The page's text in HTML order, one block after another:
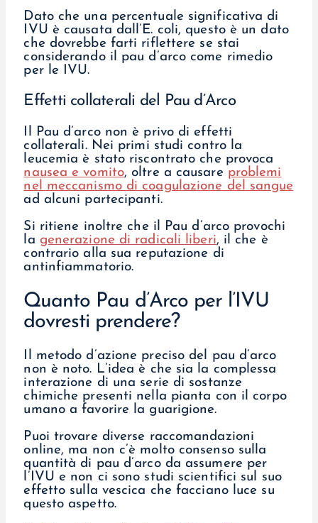
Dato che una percentuale significativa di
IVU è causata dall’E. coli, questo è un dato
che dovrebbe farti riflettere se stai
considerando il pau d’arco come rimedio
per le IVU.
Effetti collaterali del Pau d’Arco
Il Pau d’arco non è privo di effetti
collaterali. Nei primi studi contro la
leucemia è stato riscontrato che provoca
nausea e vomito, oltre a causare problemi
nel meccanismo di coagulazione del sangue
ad alcuni partecipanti.
Si ritiene inoltre che il Pau d’arco provochi
la generazione di radicali liberi, il che è
contrario alla sua reputazione di
antinfiammatorio.
Quanto Pau d’Arco per l’IVU
dovresti prendere?
Il metodo d’azione preciso del pau d’arco
non è noto. L’idea è che sia la complessa
interazione di una serie di sostanze
chimiche presenti nella pianta con il corpo
umano a favorire la guarigione.
Puoi trovare diverse raccomandazioni
online, ma non c’è molto consenso sulla
quantità di pau d’arco da assumere per
l’IVU e non ci sono studi scientifici sul suo
effetto sulla vescica che facciano luce su
questo aspetto.